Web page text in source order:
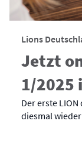
Lions
Jetzt
1/2025
Der erste
diesmal